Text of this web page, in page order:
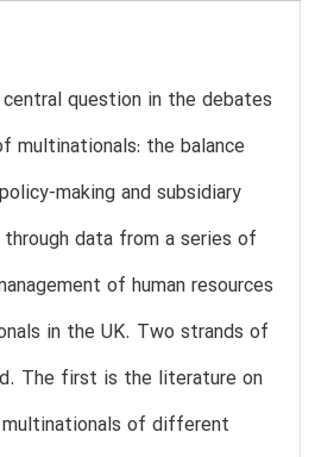
question in the debates
multinationals: the balance
making and subsidiary
data from a series of
of human resources
in the UK. Two strands of
The first is the literature on
of different